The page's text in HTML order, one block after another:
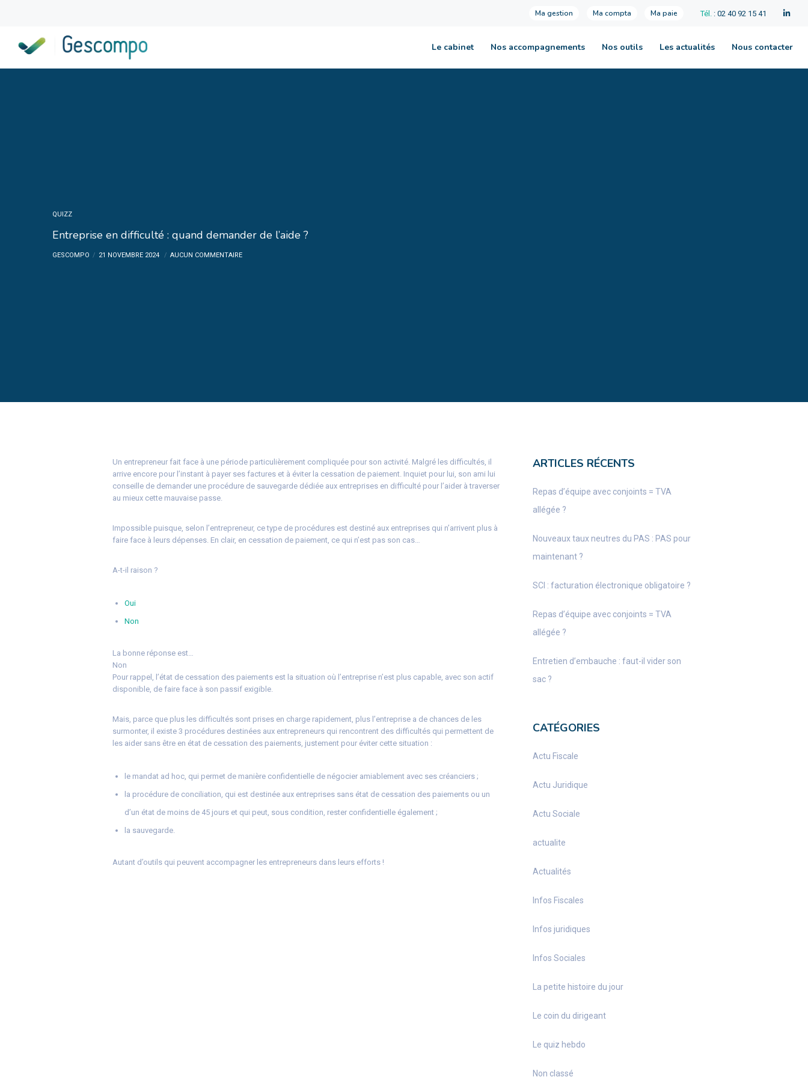
Ma gestion Ma compta Ma paie Tél. : 02 40 92 15 41
Le cabinet Nos accompagnements Nos outils Les actualités Nous contacter
QUIZZ
Entreprise en difficulté : quand demander de l’aide ?
GESCOMPO 21 NOVEMBRE 2024 AUCUN COMMENTAIRE
Un entrepreneur fait face à une période particulièrement compliquée pour son activité. Malgré les difficultés, il
arrive encore pour l’instant à payer ses factures et à éviter la cessation de paiement. Inquiet pour lui, son ami lui
conseille de demander une procédure de sauvegarde dédiée aux entreprises en difficulté pour l’aider à traverser
au mieux cette mauvaise passe.
Impossible puisque, selon l’entrepreneur, ce type de procédures est destiné aux entreprises qui n’arrivent plus à
faire face à leurs dépenses. En clair, en cessation de paiement, ce qui n’est pas son cas…
A-t-il raison ?
Oui
Non
La bonne réponse est…
Non
Pour rappel, l’état de cessation des paiements est la situation où l’entreprise n’est plus capable, avec son actif
disponible, de faire face à son passif exigible.
Mais, parce que plus les difficultés sont prises en charge rapidement, plus l’entreprise a de chances de les
surmonter, il existe 3 procédures destinées aux entrepreneurs qui rencontrent des difficultés qui permettent de
les aider sans être en état de cessation des paiements, justement pour éviter cette situation :
le mandat ad hoc, qui permet de manière confidentielle de négocier amiablement avec ses créanciers ;
la procédure de conciliation, qui est destinée aux entreprises sans état de cessation des paiements ou un
d’un état de moins de 45 jours et qui peut, sous condition, rester confidentielle également ;
la sauvegarde.
Autant d’outils qui peuvent accompagner les entrepreneurs dans leurs efforts !
ARTICLES RÉCENTS
Repas d’équipe avec conjoints = TVA
allégée ?
Nouveaux taux neutres du PAS : PAS pour
maintenant ?
SCI : facturation électronique obligatoire ?
Repas d’équipe avec conjoints = TVA
allégée ?
Entretien d’embauche : faut-il vider son
sac ?
CATÉGORIES
Actu Fiscale
Actu Juridique
Actu Sociale
actualite
Actualités
Infos Fiscales
Infos juridiques
Infos Sociales
La petite histoire du jour
Le coin du dirigeant
Le quiz hebdo
Non classé